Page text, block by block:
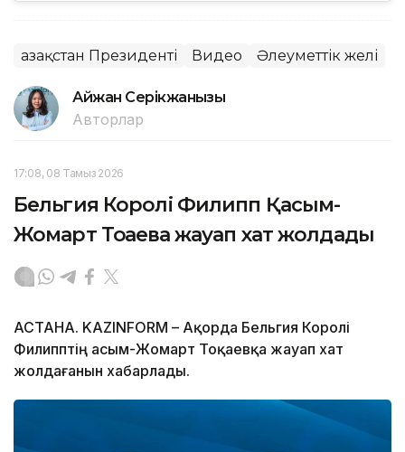
Қазақстан Президенті Видео Әлеуметтік желі
Айжан Серікжанқызы
Авторлар
17:08, 08 Тамыз 2026
Бельгия Королі Филипп Қасым-
Жомарт Тоқаевқа жауап хат жолдады
АСТАНА. KAZINFORM – Ақорда Бельгия Королі
Филипптің Қасым-Жомарт Тоқаевқа жауап хат
жолдағанын хабарлады.